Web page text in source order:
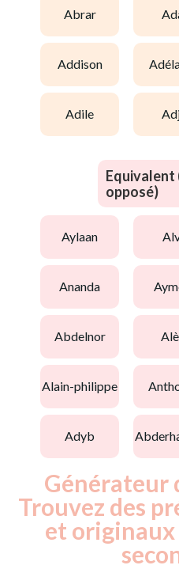
abrar
addison
adile
Equivalent
opposé)
aylaan
ananda
abdelnor
alain-philippe
adyb
Générateur
Trouvez des
et originaux